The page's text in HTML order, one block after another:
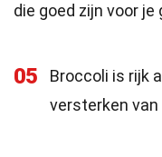
die goed zijn voor je
05
Broccoli is rijk
versterken